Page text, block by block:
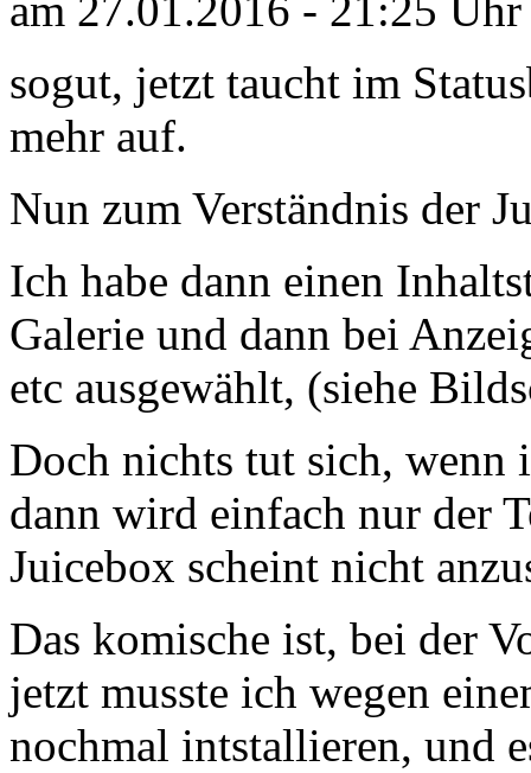
am 27.01.2016 - 21:25 Uhr
sogut, jetzt taucht im
mehr auf.
Nun zum Verständnis der
Ich habe dann einen
Galerie und dann bei
etc ausgewählt, (siehe
Doch nichts tut sich, wenn
dann wird einfach nur der
Juicebox scheint nicht
Das komische ist, bei der
jetzt musste ich wegen
nochmal intstallieren, und